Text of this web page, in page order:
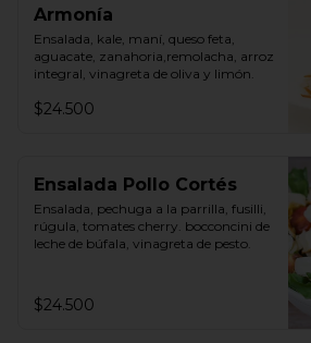
Armonía
Ensalada, kale, maní, queso feta,
aguacate, zanahoria,remolacha, arroz
integral, vinagreta de oliva y limón.
$24.500
Ensalada Pollo Cortés
Ensalada, pechuga a la parrilla, fusilli,
rúgula, tomates cherry. bocconcini de
leche de búfala, vinagreta de pesto.
$24.500